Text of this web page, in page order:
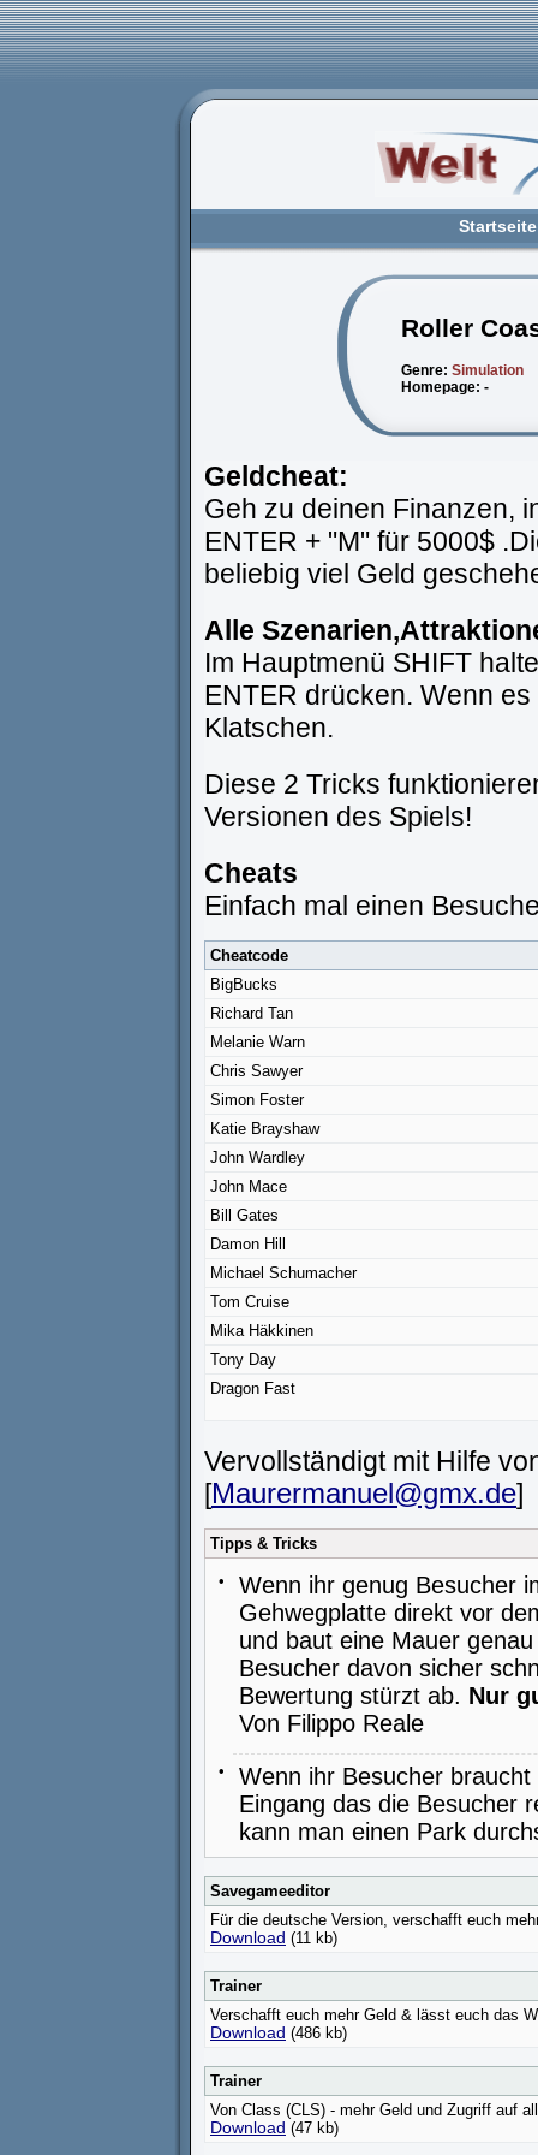
Startseite
Roller
Genre: Simulation
Homepage: -
Geldcheat:
Geh zu deinen Finanzen,
ENTER + "M" für 5000$
beliebig viel Geld
Alle
Im Hauptmenü SHIFT
ENTER drücken. Wenn
Klatschen.
Diese 2 Tricks
Versionen des Spiels!
Cheats
Einfach mal einen
Cheatcode
BigBucks
Richard Tan
Melanie Warn
Chris Sawyer
Simon Foster
Katie Brayshaw
John Wardley
John Mace
Bill Gates
Damon Hill
Michael Schumacher
Tom Cruise
Mika Häkkinen
Tony Day
Dragon Fast
Vervollständigt mit Hilfe
[Maurermanuel@gmx.de]
Tipps & Tricks
•
Wenn ihr genug Besucher
Gehwegplatte direkt vor
und baut eine Mauer
Besucher davon sicher
Bewertung stürzt ab. Nur
Von Filippo Reale
•
Wenn ihr Besucher
Eingang das die Besucher
kann man einen Park
Savegameeditor
Für die deutsche Version, verschafft euch
Download (11 kb)
Trainer
Verschafft euch mehr Geld & lässt euch das
Download (486 kb)
Trainer
Von Class (CLS) - mehr Geld und Zugriff auf
Download (47 kb)